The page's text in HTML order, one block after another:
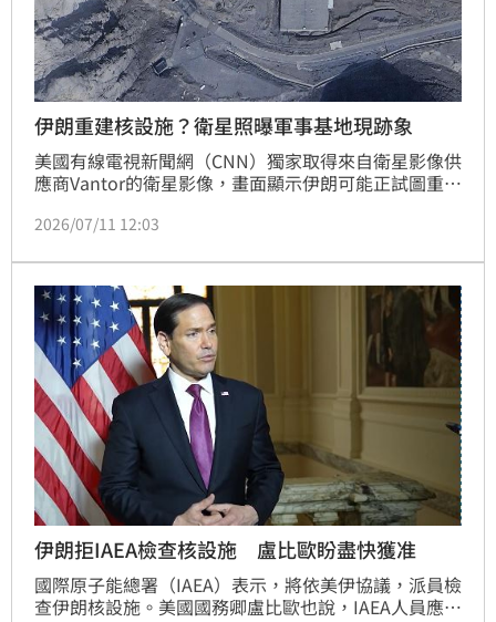
伊朗重建核設施？衛星照曝軍事基地現跡象
美國有線電視新聞網（CNN）獨家取得來自衛星影像供
應商Vantor的衛星影像，畫面顯示伊朗可能正試圖重建
2026/07/11 12:03
伊朗拒IAEA檢查核設施 盧比歐盼盡快獲准
國際原子能總署（IAEA）表示，將依美伊協議，派員檢
查伊朗核設施。美國國務卿盧比歐也說，IAEA人員應盡